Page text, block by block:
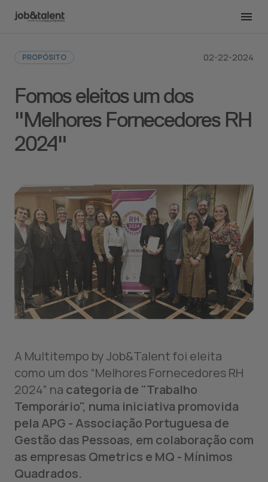
Fomos eleitos um dos
"Melhores Fornecedores RH
2024"
PROPÓSITO 02-22-2024
Voltar para a redação
A Multitempo by Job&Talent foi eleita
como um dos “Melhores Fornecedores RH
2024” na categoria de "Trabalho
Temporário", numa iniciativa promovida
pela APG - Associação Portuguesa de
Gestão das Pessoas, em colaboração com
as empresas Qmetrics e MQ - Mínimos
Quadrados.